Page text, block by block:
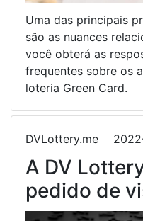
Uma das principais
são as nuances
você obterá as
frequentes sobre os
loteria Green Card.
DVLottery.me
A DV
pedido de